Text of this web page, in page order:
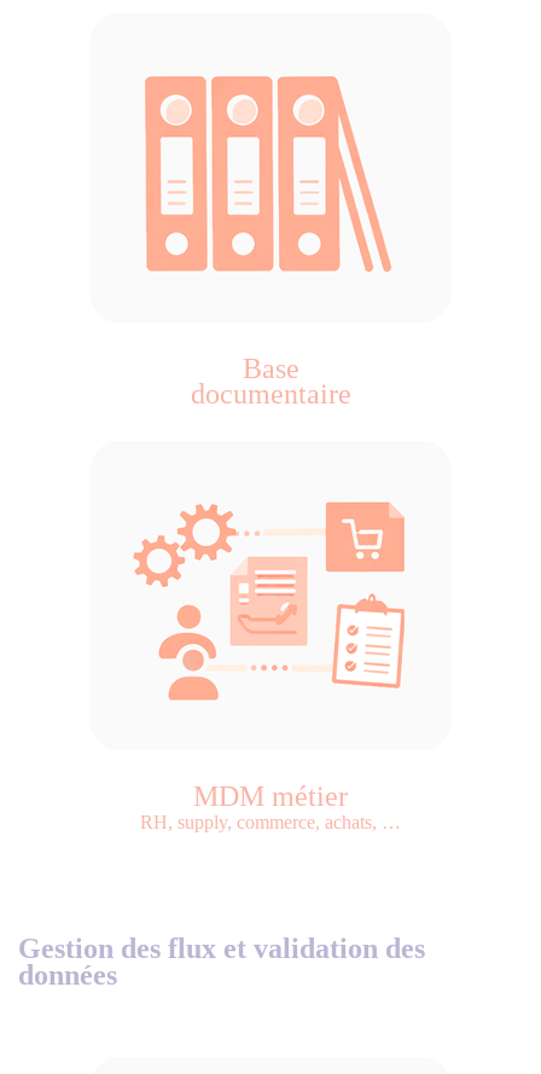
Base
documentaire
MDM métier
RH, supply, commerce, achats, …
Gestion des flux et validation des
données